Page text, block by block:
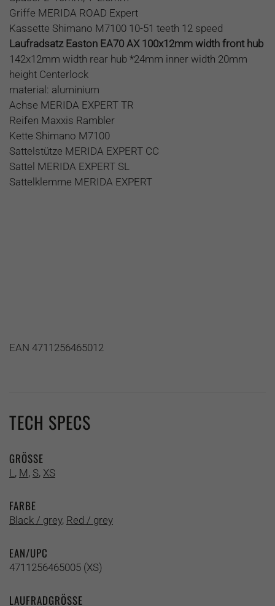
Griffe MERIDA ROAD Expert
Kassette Shimano M7100 10-51 teeth 12 speed
Laufradsatz Easton EA70 AX 100x12mm width front hub
142x12mm width rear hub *24mm inner width 20mm
height Centerlock
material: aluminium
Achse MERIDA EXPERT TR
Reifen Maxxis Rambler
Kette Shimano M7100
Sattelstütze MERIDA EXPERT CC
Sattel MERIDA EXPERT SL
Sattelklemme MERIDA EXPERT
EAN 4711256465012
TECH SPECS
GRÖSSE
L, M, S, XS
FARBE
Black / grey, Red / grey
EAN/UPC
4711256465005 (XS)
LAUFRADGRÖSSE